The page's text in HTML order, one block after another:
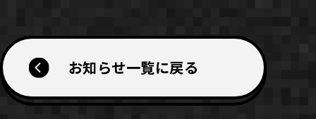
お知らせ一覧に戻る